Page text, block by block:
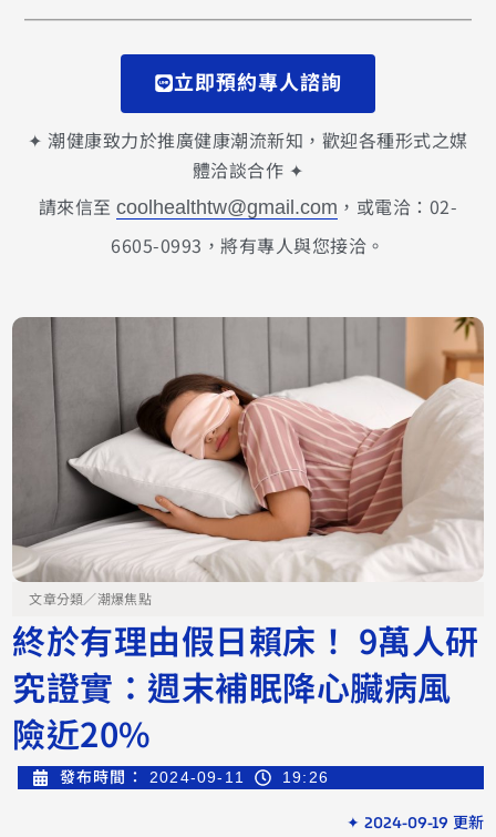
立即預約專人諮詢
✦ 潮健康致力於推廣健康潮流新知，歡迎各種形式之媒
體洽談合作 ✦
請來信至coolhealthtw@gmail.com ，或電洽：02-
6605-0993，將有專人與您接洽。
文章分類／潮爆焦點
終於有理由假日賴床！ 9萬人研
究證實：週末補眠降心臟病風
險近20%
發布時間： 2024-09-11 19:26
✦ 2024-09-19 更新